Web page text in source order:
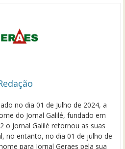
no dia 01 de Julho de 2024, a
do Jornal Galilé, fundado em
o Jornal Galilé retornou as suas
no entanto, no dia 01 de julho de
para Jornal Geraes pela sua